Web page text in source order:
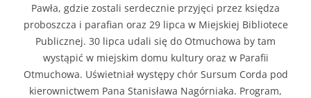
Pawła, gdzie zostali serdecznie przyjęci przez księdza
proboszcza i parafian oraz 29 lipca w Miejskiej Bibliotece
Publicznej. 30 lipca udali się do Otmuchowa by tam
wystąpić w miejskim domu kultury oraz w Parafii
Otmuchowa. Uświetniał występy chór Sursum Corda pod
kierownictwem Pana Stanisława Nagórniaka. Program,